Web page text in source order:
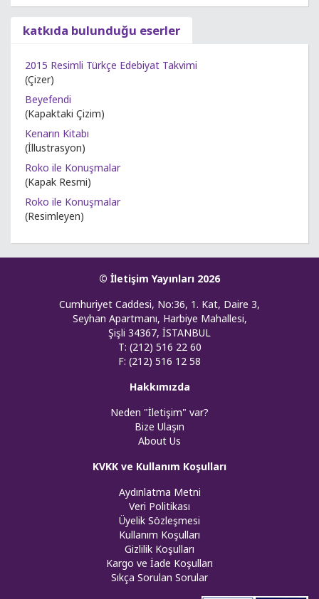
katkıda bulunduğu eserler
2015 Resimli Türkçe Edebiyat Takvimi
(Çizer)
Beyefendi
(Kapaktaki Çizim)
Kenarın Kitabı
(İllustrasyon)
Roko ile Konuşmalar
(Kapak Resmi)
Roko ile Konuşmalar
(Resimleyen)
© İletişim Yayınları 2026
Cumhuriyet Caddesi, No:36, 1. Kat, Daire 3,
Seyhan Apartmanı, Harbiye Mahallesi,
Şişli 34367, İSTANBUL
T: (212) 516 22 60
F: (212) 516 12 58
Hakkımızda
Neden "İletişim" var?
Bize Ulaşın
About Us
KVKK ve Kullanım Koşulları
Aydınlatma Metni
Veri Politikası
Üyelik Sözleşmesi
Kullanım Koşulları
Gizlilik Koşulları
Kargo ve İade Koşulları
Sıkça Sorulan Sorular